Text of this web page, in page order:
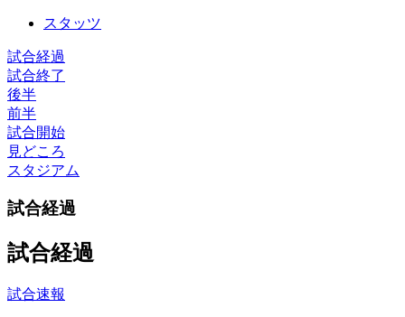
スタッツ
試合経過
試合終了
後半
前半
試合開始
見どころ
スタジアム
試合経過
試合経過
試合速報